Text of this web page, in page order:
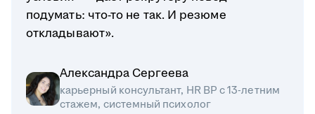
подумать: что-то не так. И резюме
откладывают».
Александра Сергеева
карьерный консультант, HR BP с 13-летним
стажем, системный психолог